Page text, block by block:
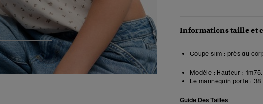
3 4 5
Informations taille et
Coupe slim : près du
Modèle : Hauteur :
Le mannequin porte : 38
Guide Des Tailles